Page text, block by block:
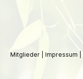
Mitglieder Impressum